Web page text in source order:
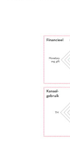
natuurgebieden in
behoren tot de
hij zijn passie